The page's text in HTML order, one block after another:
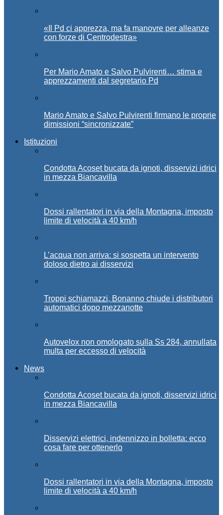
«Il Pd ci apprezza, ma fa manovre per alleanze
con forze di Centrodestra»
Per Mario Amato e Salvo Pulvirenti… stima e
apprezzamenti dal segretario Pd
Mario Amato e Salvo Pulvirenti firmano le proprie
dimissioni “sincronizzate”
Istituzioni
Condotta Acoset bucata da ignoti, disservizi idrici
in mezza Biancavilla
Dossi rallentatori in via della Montagna, imposto
limite di velocità a 40 km/h
L’acqua non arriva: si sospetta un intervento
doloso dietro ai disservizi
Troppi schiamazzi, Bonanno chiude i distributori
automatici dopo mezzanotte
Autovelox non omologato sulla Ss 284, annullata
multa per eccesso di velocità
News
Condotta Acoset bucata da ignoti, disservizi idrici
in mezza Biancavilla
Disservizi elettrici, indennizzo in bolletta: ecco
cosa fare per ottenerlo
Dossi rallentatori in via della Montagna, imposto
limite di velocità a 40 km/h